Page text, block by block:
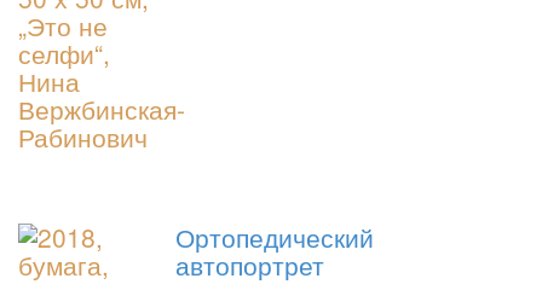
Ортопедический
автопортрет